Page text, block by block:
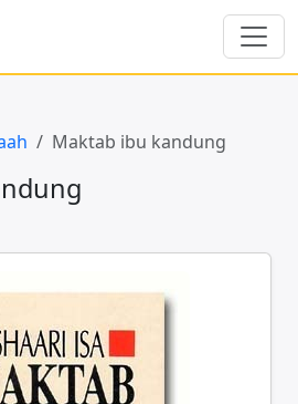
Maktab ibu kandung